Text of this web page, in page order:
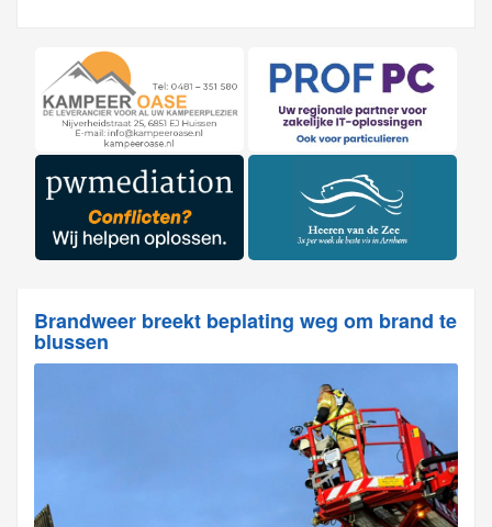
Brandweer breekt beplating weg om brand te
blussen